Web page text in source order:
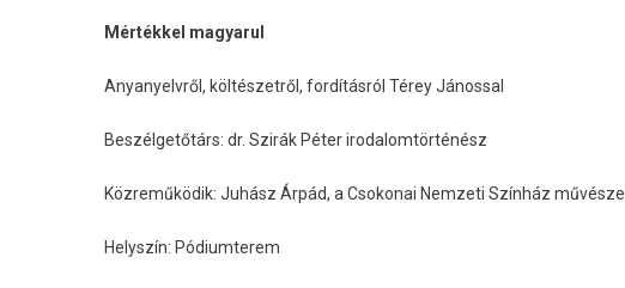
Mértékkel magyarul
Anyanyelvről, költészetről, fordításról Térey Jánossal
Beszélgetőtárs: dr. Szirák Péter irodalomtörténész
Közreműködik: Juhász Árpád, a Csokonai Nemzeti Színház művésze
Helyszín: Pódiumterem